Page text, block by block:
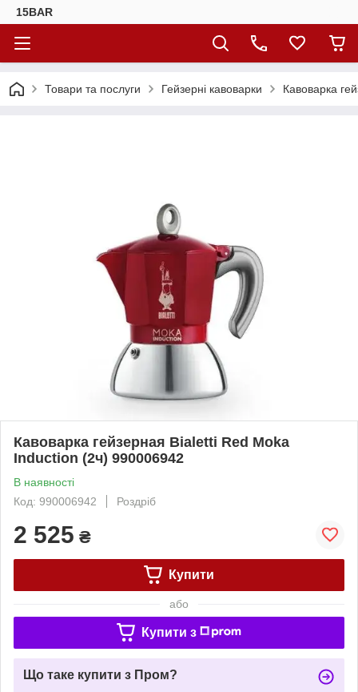
15BAR
Товари та послуги Гейзерні кавоварки Кавоварка
Кавоварка гейзерная Bialetti Red Moka
Induction (2ч) 990006942
В наявності
Код: 990006942
Роздріб
2 525 ₴
Купити
або
Купити з
Що таке купити з Пром?